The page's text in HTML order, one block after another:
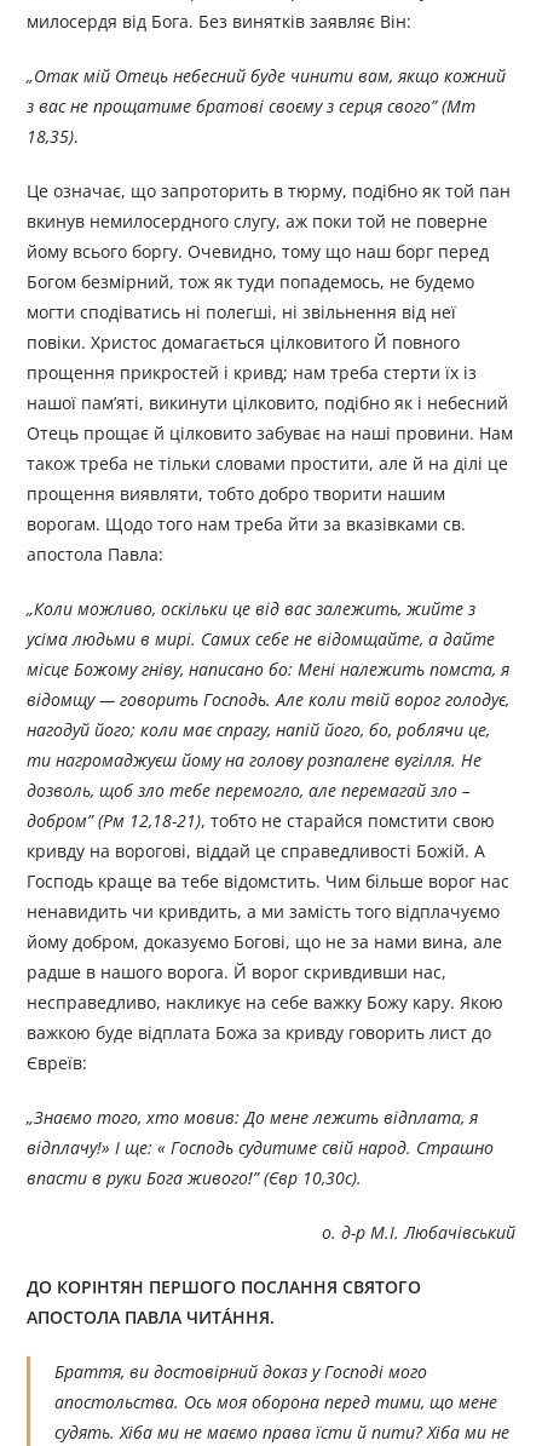
милосердя від Бога. Без винятків заявляє Він:
„Отак мій Отець небесний буде чинити вам, якщо кожний
з вас не прощатиме братові своєму з серця свого”(Мт
18,35).
Це означає, що запроторить в тюрму, подібно як той пан
вкинув немилосердного слугу, аж поки той не поверне
йому всього боргу. Очевидно, тому що наш борг перед
Богом безмірний, тож як туди попадемось, не будемо
могти сподіватись ні полегші, ні звільнення від неї
повіки. Христос домагається цілковитого Й повного
прощення прикростей і кривд; нам треба стерти їх із
нашої пам’яті, викинути цілковито, подібно як і небесний
Отець прощає й цілковито забуває на наші провини. Нам
також треба не тільки словами простити, але й на ділі це
прощення виявляти, тобто добро творити нашим
ворогам. Щодо того нам треба йти за вказівками св.
апостола Павла:
„Коли можливо, оскільки це від вас залежить, жийте з
усіма людьми в мирі. Самих себе не відомщайте, а дайте
місце Божому гніву, написано бо: Мені належить помста, я
відомщу — говорить Господь. Але коли твій ворог голодує,
нагодуй його; коли має спрагу, напій його, бо, роблячи це,
ти нагромаджуєш йому на голову розпалене вугілля. Не
дозволь, щоб зло тебе перемогло, але перемагай зло –
добром”(Рм 12,18-21), тобто не старайся помстити свою
кривду на ворогові, віддай це справедливості Божій. А
Господь краще ва тебе відомстить. Чим більше ворог нас
ненавидить чи кривдить, а ми замість того відплачуємо
йому добром, доказуємо Богові, що не за нами вина, але
радше в нашого ворога. Й ворог скривдивши нас,
несправедливо, накликує на себе важку Божу кару. Якою
важкою буде відплата Божа за кривду говорить лист до
Євреїв:
„Знаємо того, хто мовив: До мене лежить відплата, я
відплачу!» І ще: « Господь судитиме свій народ. Страшно
впасти в руки Бога живого!”(Євр 10,30с).
о. д-р М.І. Любачівський
ДО КОРІНТЯН ПЕРШОГО ПОСЛАННЯ СВЯТОГО
АПОСТОЛА ПАВЛА ЧИТÁННЯ.
Браття, ви достовірний доказ у Господі мого
апостольства. Ось моя оборона перед тими, що мене
судять. Хіба ми не маємо права їсти й пити? Хіба ми не